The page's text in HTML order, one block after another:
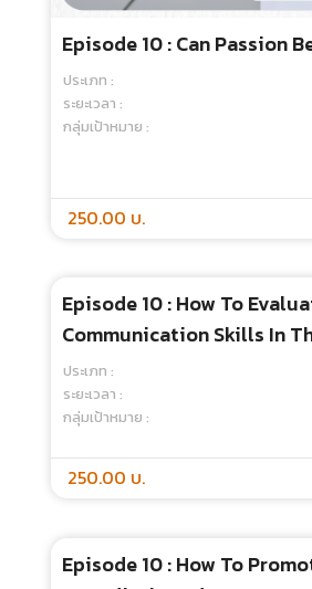
Episode 1 : SULLY: Miracle
Hudsun ถอดบทเรียนสู่การศึก
ศาสตร์สุขภาพ การทำงานเป็นทีม การตัดสิน
ใจ และความเป็นมนุษย์
ประเภท :
ระยะเวลา :
250.00 บ.